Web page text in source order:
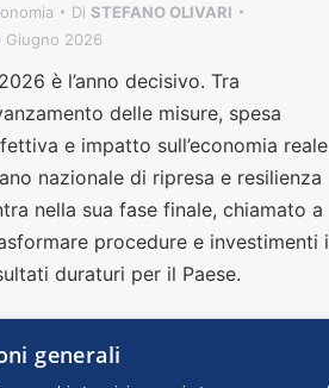
Di STEFANO OLIVARI
Giugno 2026
è l’anno decisivo. Tra
delle misure, spesa
e impatto sull’economia
nazionale di ripresa e resilienza
nella sua fase finale, chiamato a
procedure e investimenti
duraturi per il Paese.
generali